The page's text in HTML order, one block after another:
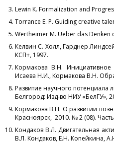
Lewin К. Formalization and
Torrance E. P. Guiding creative
Wertheimer M. Ueber das Denken
Келвин С. Холл, Гарднер
КСП+, 1997.
Кормакова В.Н. Инициативное
Исаева Н.И., Кормакова В.Н.
Развитие научного потенциала
Белгород: Изд-во НИУ «БелГУ»,
Кормакова В.Н. О развитии
Красноярск, 2010. № 2 (08).
Кондаков В.Л. Двигательная
В.Л. Кондаков, Е.Н. Копейкина,